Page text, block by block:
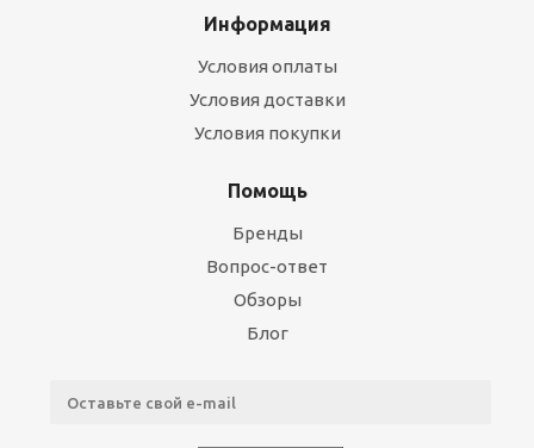
Информация
Условия оплаты
Условия доставки
Условия покупки
Помощь
Бренды
Вопрос-ответ
Обзоры
Блог